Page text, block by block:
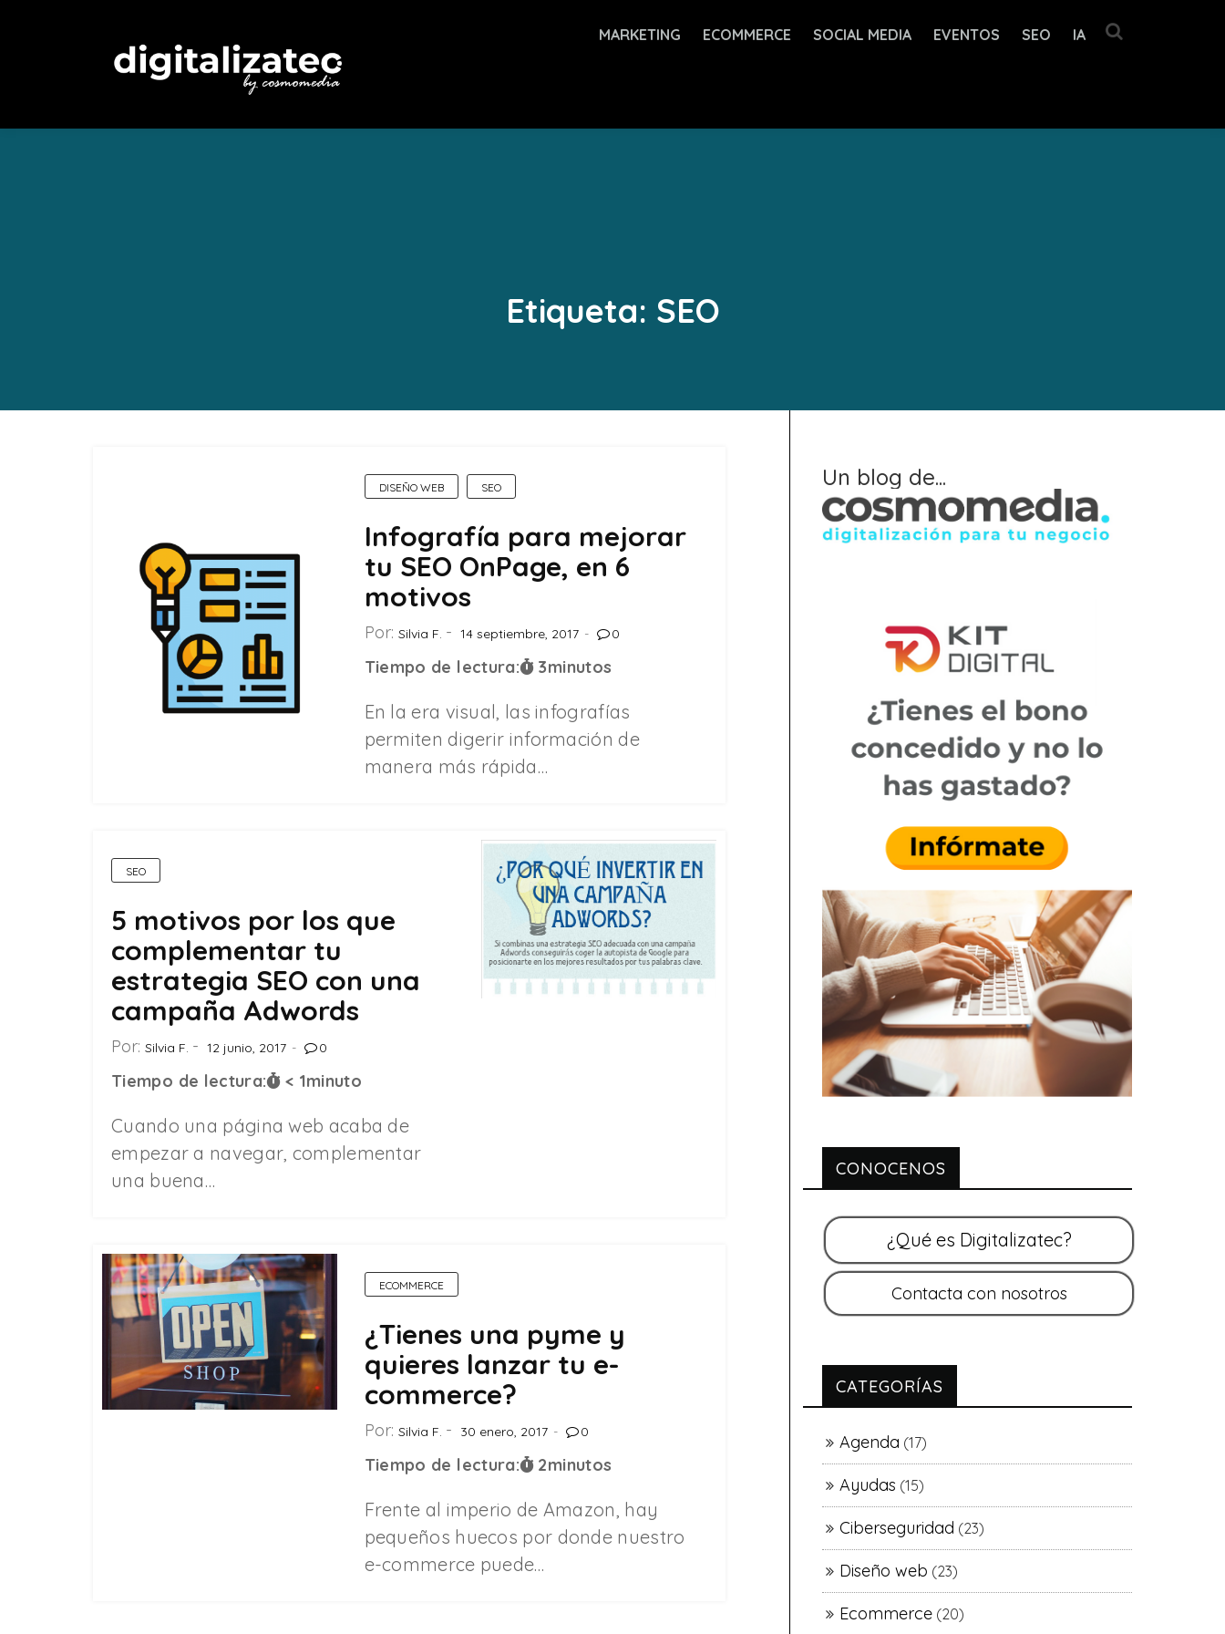
MARKETING ECOMMERCE SOCIAL MEDIA EVENTOS SEO IA
Etiqueta: SEO
DISEÑO WEB SEO
Infografía para mejorar
tu SEO OnPage, en 6
motivos
Por: Silvia F. 14 septiembre, 2017 0
Tiempo de lectura: 3minutos
En la era visual, las infografías
permiten digerir información de
manera más rápida…
SEO
5 motivos por los que
complementar tu
estrategia SEO con una
campaña Adwords
Por: Silvia F. 12 junio, 2017 0
Tiempo de lectura: < 1minuto
Cuando una página web acaba de
empezar a navegar, complementar
una buena…
ECOMMERCE
¿Tienes una pyme y
quieres lanzar tu e-
commerce?
Por: Silvia F. 30 enero, 2017 0
Tiempo de lectura: 2minutos
Frente al imperio de Amazon, hay
pequeños huecos por donde nuestro
e-commerce puede…
Un blog de...
CONOCENOS
CATEGORÍAS
Agenda (17)
Ayudas (15)
Ciberseguridad (23)
Diseño web (23)
Ecommerce (20)